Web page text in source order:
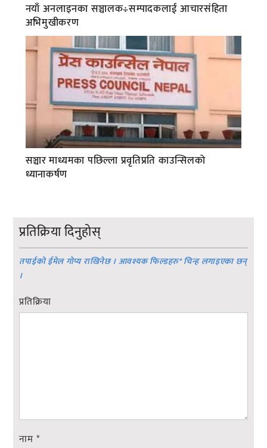
नयाँ अनलाइनका सञ्चालक÷सम्पादकलाई आचारसंहिता
अभिमुखीकरण
सञ्चार माध्यमका पछिल्ला प्रवृतिप्रति काउन्सिलको
ध्यानाकर्षण
प्रतिक्रिया दिनुहोस्
तपाईको ईमेल गोप्य राखिनेछ । आवश्यक फिल्डहरु*चिन्ह लगाइएका छन्
।
प्रतिक्रिया
नाम *